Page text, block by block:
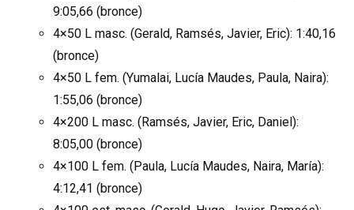
9:05,66 (bronce)
4×50 L masc. (Gerald, Ramsés, Javier, Eric): 1:40,16
(bronce)
4×50 L fem. (Yumalai, Lucía Maudes, Paula, Naira):
1:55,06 (bronce)
4×200 L masc. (Ramsés, Javier, Eric, Daniel):
8:05,00 (bronce)
4×100 L fem. (Paula, Lucía Maudes, Naira, María):
4:12,41 (bronce)